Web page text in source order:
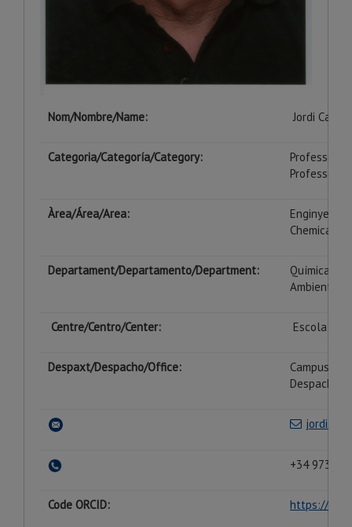
Nom/Nombre/Name: Jordi
Categoria/Categoría/Category:
Professor
Professor
Àrea/Área/Area:
Chemical
Departament/Departamento/Department:
Química,
Centre/Centro/Center: Escola
Despaxt/Despacho/Office:
Campus de
Despacho
+34 973 70
Code ORCID: https://